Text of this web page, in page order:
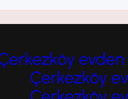
profesyonel ve
firmalarına
artırmaktadır.
Çerkezköy